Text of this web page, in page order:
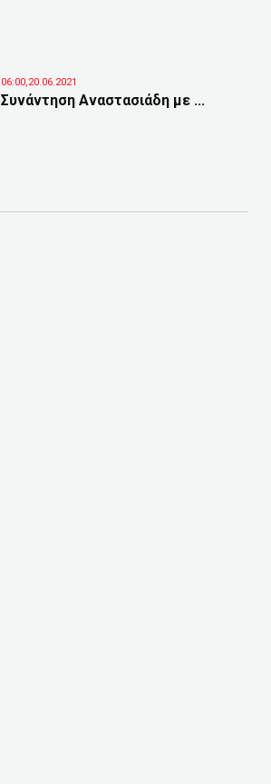
06:00,20.06.2021
Συνάντηση Αναστασιάδη με ...